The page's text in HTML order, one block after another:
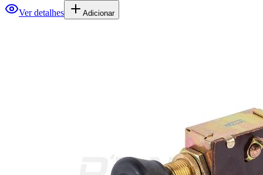
Ver detalhes Adicionar